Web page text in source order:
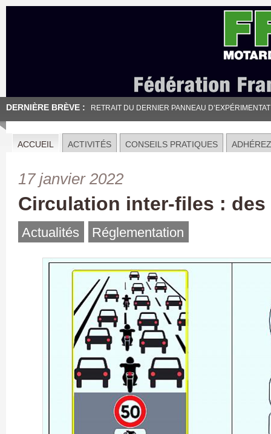
DERNIÈRE BRÈVE : RETRAIT DU DERNIER PANNEAU
ACCUEIL ACTIVITÉS CONSEILS PRATIQUES ADHÉREZ
17 janvier 2022
Circulation inter-files :
Actualités Réglementation